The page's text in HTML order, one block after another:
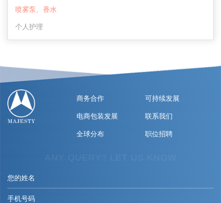
喷雾泵、香水
个人护理
商务合作 可持续发展
电商包装发展 联系我们
全球分布 职位招聘